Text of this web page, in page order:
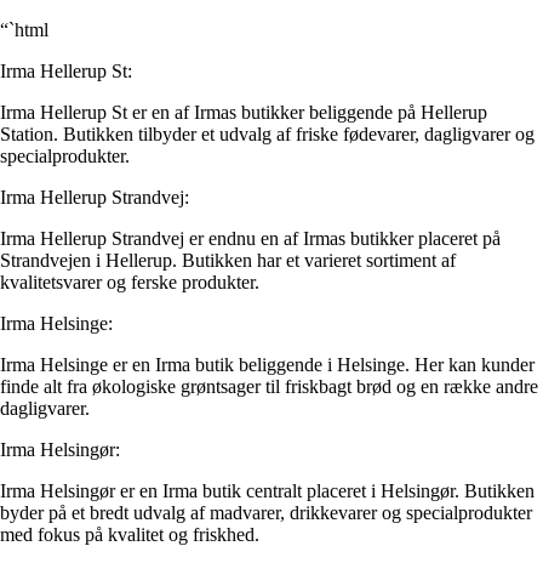
“`html
Irma Hellerup St:
Irma Hellerup St er en af Irmas butikker beliggende på Hellerup
Station. Butikken tilbyder et udvalg af friske fødevarer, dagligvarer og
specialprodukter.
Irma Hellerup Strandvej:
Irma Hellerup Strandvej er endnu en af Irmas butikker placeret på
Strandvejen i Hellerup. Butikken har et varieret sortiment af
kvalitetsvarer og ferske produkter.
Irma Helsinge:
Irma Helsinge er en Irma butik beliggende i Helsinge. Her kan kunder
finde alt fra økologiske grøntsager til friskbagt brød og en række andre
dagligvarer.
Irma Helsingør:
Irma Helsingør er en Irma butik centralt placeret i Helsingør. Butikken
byder på et bredt udvalg af madvarer, drikkevarer og specialprodukter
med fokus på kvalitet og friskhed.